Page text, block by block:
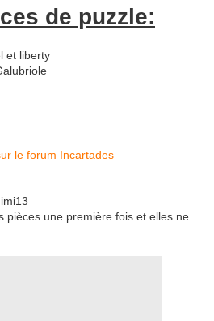
de puzzle:
et liberty
pièces une première fois et elles ne